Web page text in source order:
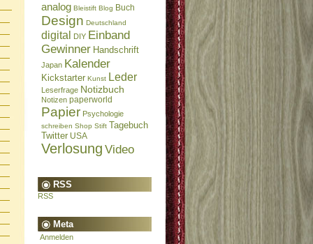
analog Bleistift Blog Buch
Design Deutschland
digital DIY Einband
Gewinner Handschrift
Japan Kalender
Kickstarter Kunst Leder
Leserfrage Notizbuch
Notizen paperworld
Papier Psychologie
schreiben Shop Stift Tagebuch
Twitter USA
Verlosung Video
RSS
RSS
Meta
Anmelden